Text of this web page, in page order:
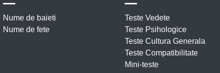
Nume de baieti
Nume de fete
Teste Vedete
Teste Psihologice
Teste Cultura Generala
Teste Compatibilitate
Mini-teste